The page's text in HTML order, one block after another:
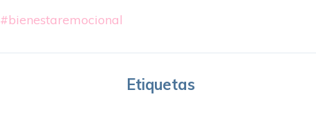
#bienestaremocional
Etiquetas